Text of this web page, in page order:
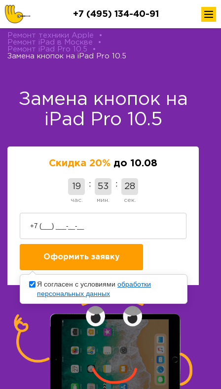
+7 (495) 134-40-91
Ремонт техники Apple
•
Ремонт iPad в Москве
•
Ремонт iPad Pro 10.5
•
Замена кнопок на iPad Pro 10.5
Замена кнопок на
iPad Pro 10.5
Скидка 20% до 10.08
19
час.
53
мин.
28
сек.
Я согласен с условиями обработки
персональных данных